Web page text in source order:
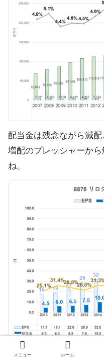
配当金は残念ながら減配
増配のプレッシャーか
ね。
メニュー ホーム